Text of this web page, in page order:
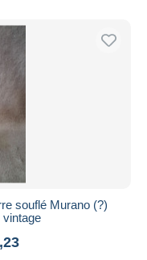
souflé Murano (?)
vintage